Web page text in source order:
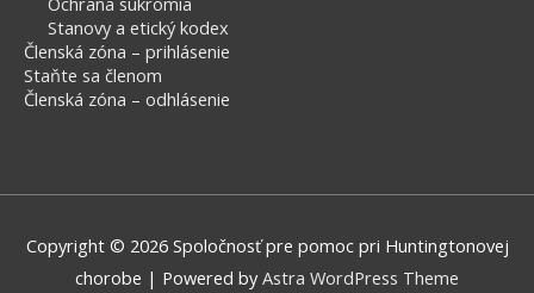
Stanovy a etický kodex
Členská zóna – prihlásenie
Staňte sa členom
Členská zóna – odhlásenie
Copyright © 2026 Spoločnosť pre pomoc pri Huntingtonovej
chorobe | Powered by Astra WordPress Theme